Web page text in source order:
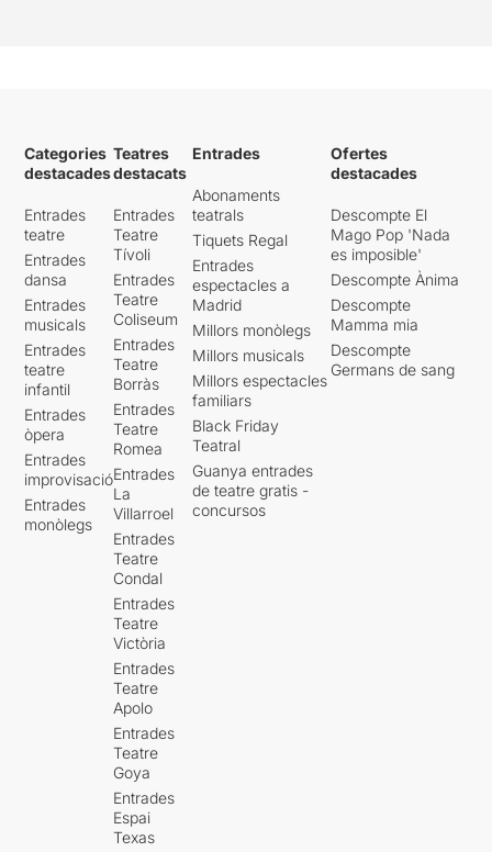
Categories
destacades
Entrades
teatre
Entrades
dansa
Entrades
musicals
Entrades
teatre
infantil
Entrades
òpera
Entrades
improvisació
Entrades
monòlegs
Teatres
destacats
Entrades
Teatre
Tívoli
Entrades
Teatre
Coliseum
Entrades
Teatre
Borràs
Entrades
Teatre
Romea
Entrades
La
Villarroel
Entrades
Teatre
Condal
Entrades
Teatre
Victòria
Entrades
Teatre
Apolo
Entrades
Teatre
Goya
Entrades
Espai
Texas
Entrades
Abonaments
teatrals
Tiquets Regal
Entrades
espectacles a
Madrid
Millors monòlegs
Millors musicals
Millors espectacles
familiars
Black Friday
Teatral
Guanya entrades
de teatre gratis -
concursos
Ofertes
destacades
Descompte El
Mago Pop 'Nada
es imposible'
Descompte Ànima
Descompte
Mamma mia
Descompte
Germans de sang